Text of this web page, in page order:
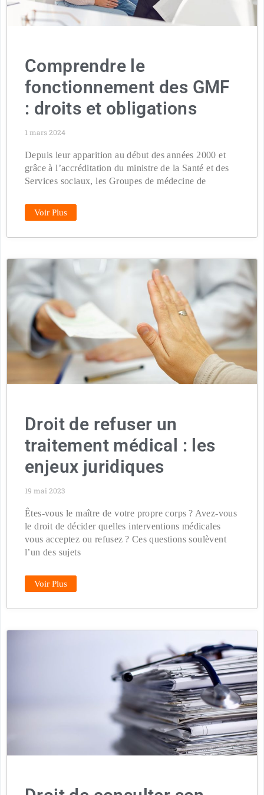
Comprendre le
fonctionnement des GMF
: droits et obligations
1 mars 2024
Depuis leur apparition au début des années 2000 et
grâce à l’accréditation du ministre de la Santé et des
Services sociaux, les Groupes de médecine de
Voir Plus
Droit de refuser un
traitement médical : les
enjeux juridiques
19 mai 2023
Êtes-vous le maître de votre propre corps ? Avez-vous
le droit de décider quelles interventions médicales
vous acceptez ou refusez ? Ces questions soulèvent
l’un des sujets
Voir Plus